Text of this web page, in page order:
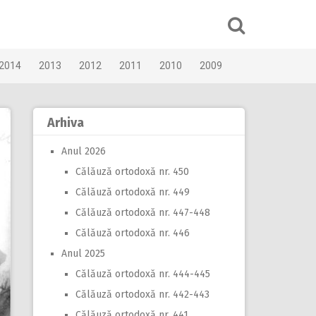
2013 2012 2011 2010 2009
Arhiva
Anul 2026
Călăuză ortodoxă nr. 450
Călăuză ortodoxă nr. 449
Călăuză ortodoxă nr. 447-448
Călăuză ortodoxă nr. 446
Anul 2025
Călăuză ortodoxă nr. 444-445
Călăuză ortodoxă nr. 442-443